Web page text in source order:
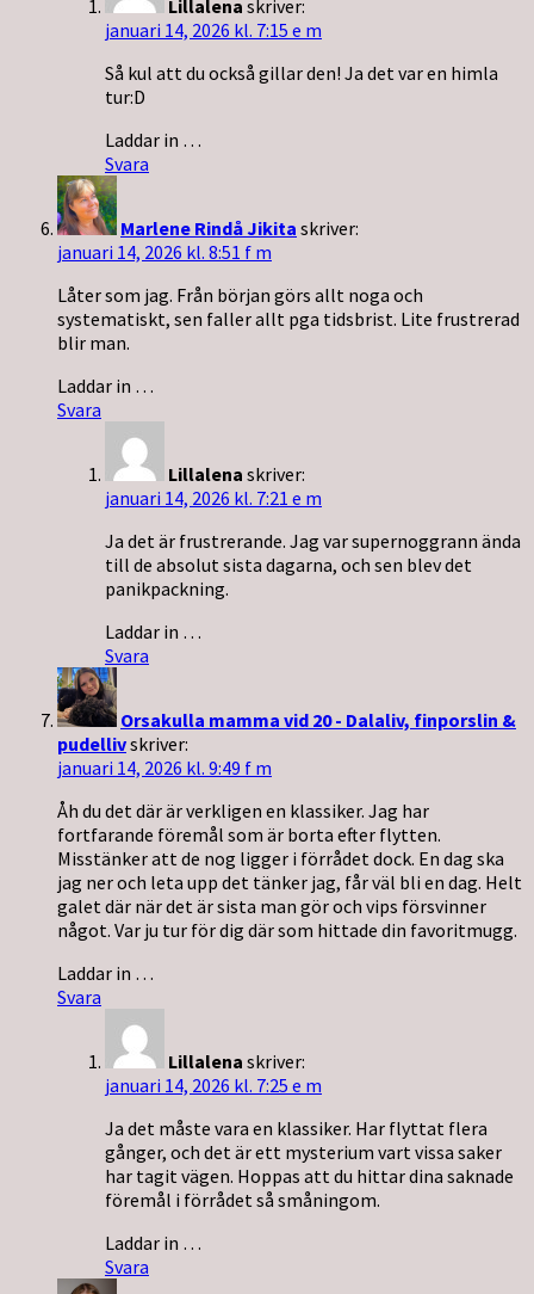
Lillalena skriver:
januari 14, 2026 kl. 7:15 e m
Så kul att du också gillar den! Ja det var en himla
tur:D
Laddar in …
Svara
Marlene Rindå Jikita skriver:
januari 14, 2026 kl. 8:51 f m
Låter som jag. Från början görs allt noga och
systematiskt, sen faller allt pga tidsbrist. Lite frustrerad
blir man.
Laddar in …
Svara
Lillalena skriver:
januari 14, 2026 kl. 7:21 e m
Ja det är frustrerande. Jag var supernoggrann ända
till de absolut sista dagarna, och sen blev det
panikpackning.
Laddar in …
Svara
Orsakulla mamma vid 20 - Dalaliv, finporslin &
pudellivskriver:
januari 14, 2026 kl. 9:49 f m
Åh du det där är verkligen en klassiker. Jag har
fortfarande föremål som är borta efter flytten.
Misstänker att de nog ligger i förrådet dock. En dag ska
jag ner och leta upp det tänker jag, får väl bli en dag. Helt
galet där när det är sista man gör och vips försvinner
något. Var ju tur för dig där som hittade din favoritmugg.
Laddar in …
Svara
Lillalena skriver:
januari 14, 2026 kl. 7:25 e m
Ja det måste vara en klassiker. Har flyttat flera
gånger, och det är ett mysterium vart vissa saker
har tagit vägen. Hoppas att du hittar dina saknade
föremål i förrådet så småningom.
Laddar in …
Svara